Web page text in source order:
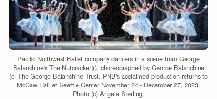
Pacific Northwest Ballet company dancers in a scene from George
Balanchine's The Nutcracker(r), choreographed by George Balanchine
(c) The George Balanchine Trust. PNB's acclaimed production returns to
McCaw Hall at Seattle Center November 24 - December 27, 2023.
Photo (c) Angela Sterling.